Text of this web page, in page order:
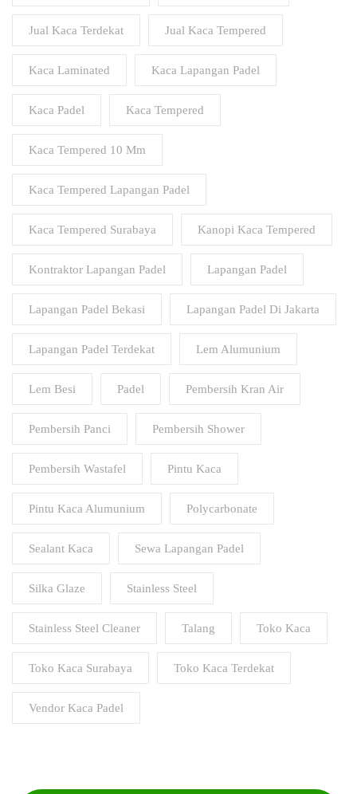
Jual Kaca Terdekat Jual Kaca Tempered
Kaca Laminated Kaca Lapangan Padel
Kaca Padel Kaca Tempered
Kaca Tempered 10 Mm
Kaca Tempered Lapangan Padel
Kaca Tempered Surabaya Kanopi Kaca Tempered
Kontraktor Lapangan Padel Lapangan Padel
Lapangan Padel Bekasi Lapangan Padel Di Jakarta
Lapangan Padel Terdekat Lem Alumunium
Lem Besi Padel Pembersih Kran Air
Pembersih Panci Pembersih Shower
Pembersih Wastafel Pintu Kaca
Pintu Kaca Alumunium Polycarbonate
Sealant Kaca Sewa Lapangan Padel
Silka Glaze Stainless Steel
Stainless Steel Cleaner Talang Toko Kaca
Toko Kaca Surabaya Toko Kaca Terdekat
Vendor Kaca Padel